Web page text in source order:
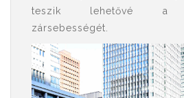
teszik lehetővé a
zársebességét.